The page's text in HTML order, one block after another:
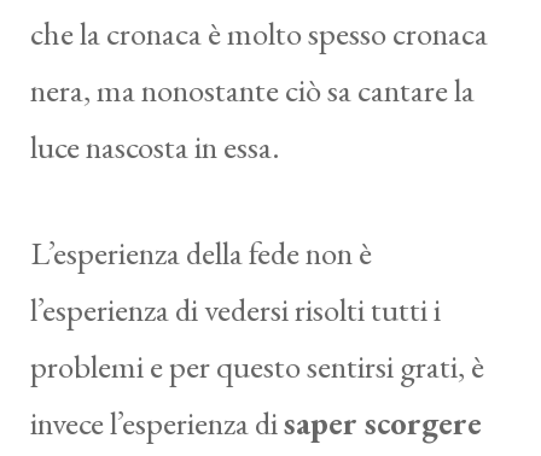
che la cronaca è molto spesso cronaca
nera, ma nonostante ciò sa cantare la
luce nascosta in essa.
L’esperienza della fede non è
l’esperienza di vedersi risolti tutti i
problemi e per questo sentirsi grati, è
invece l’esperienza disaper scorgere